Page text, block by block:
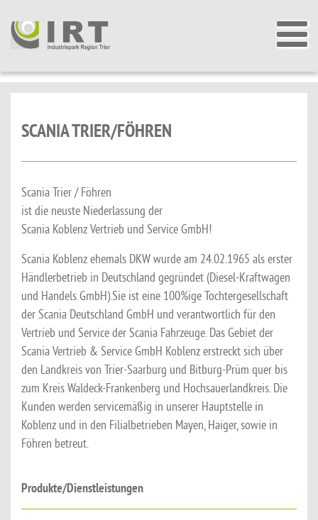
SCANIA TRIER/FÖHREN
Scania Trier / Föhren
ist die neuste Niederlassung der
Scania Koblenz Vertrieb und Service GmbH!
Scania Koblenz ehemals DKW wurde am 24.02.1965 als erster
Händlerbetrieb in Deutschland gegründet (Diesel-Kraftwagen
und Handels GmbH).Sie ist eine 100%ige Tochtergesellschaft
der Scania Deutschland GmbH und verantwortlich für den
Vertrieb und Service der Scania Fahrzeuge. Das Gebiet der
Scania Vertrieb & Service GmbH Koblenz erstreckt sich über
den Landkreis von Trier-Saarburg und Bitburg-Prüm quer bis
zum Kreis Waldeck-Frankenberg und Hochsauerlandkreis. Die
Kunden werden servicemäßig in unserer Hauptstelle in
Koblenz und in den Filialbetrieben Mayen, Haiger, sowie in
Föhren betreut.
Produkte/Dienstleistungen